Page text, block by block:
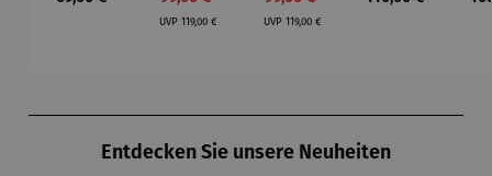
UVPRegulärer Preis:
119,00 € UVPRegulärer Preis:
119,00 €
Entdecken Sie unsere Neuheiten